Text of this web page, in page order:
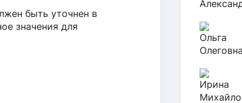
быть уточнен в
значения для